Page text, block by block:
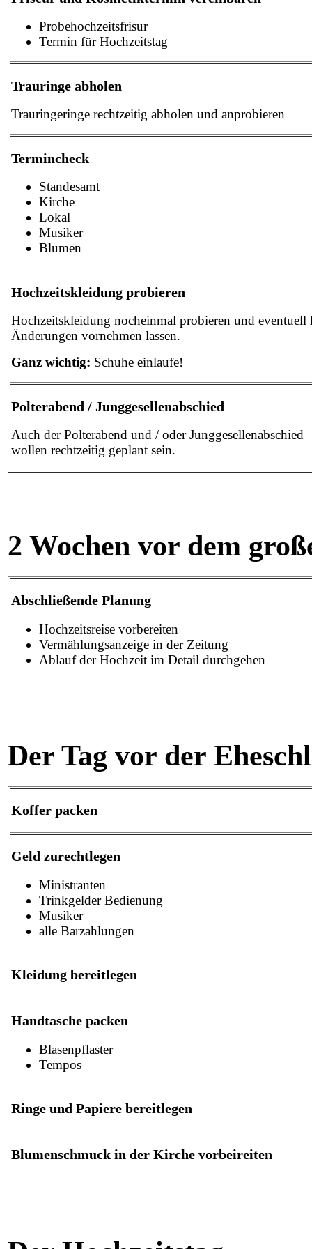
Probehochzeitsfrisur
Termin für Hochzeitstag
Trauringe abholen
Trauringeringe rechtzeitig abholen und anprobieren
Termincheck
Standesamt
Kirche
Lokal
Musiker
Blumen
Hochzeitskleidung probieren
Hochzeitskleidung nocheinmal probieren und eventuell
Änderungen vornehmen lassen.
Ganz wichtig: Schuhe einlaufe!
Polterabend / Junggesellenabschied
Auch der Polterabend und / oder Junggesellenabschied
wollen rechtzeitig geplant sein.
2 Wochen vor dem
Abschließende Planung
Hochzeitsreise vorbereiten
Vermählungsanzeige in der Zeitung
Ablauf der Hochzeit im Detail durchgehen
Der Tag vor der
Koffer packen
Geld zurechtlegen
Ministranten
Trinkgelder Bedienung
Musiker
alle Barzahlungen
Kleidung bereitlegen
Handtasche packen
Blasenpflaster
Tempos
Ringe und Papiere bereitlegen
Blumenschmuck in der Kirche vorbeireiten